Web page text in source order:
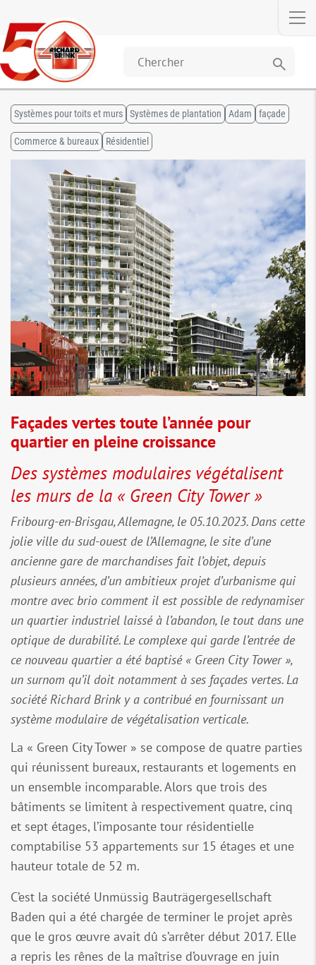
search
Systèmes pour toits et murs Systèmes de plantation Adam façade
Commerce & bureaux Résidentiel
Façades vertes toute l’année pour
quartier en pleine croissance
Des systèmes modulaires végétalisent
les murs de la « Green City Tower »
Fribourg-en-Brisgau, Allemagne, le 05.10.2023. Dans cette
jolie ville du sud-ouest de l’Allemagne, le site d’une
ancienne gare de marchandises fait l’objet, depuis
plusieurs années, d’un ambitieux projet d’urbanisme qui
montre avec brio comment il est possible de redynamiser
un quartier industriel laissé à l’abandon, le tout dans une
optique de durabilité. Le complexe qui garde l’entrée de
ce nouveau quartier a été baptisé « Green City Tower »,
un surnom qu’il doit notamment à ses façades vertes. La
société Richard Brink y a contribué en fournissant un
système modulaire de végétalisation verticale.
La « Green City Tower » se compose de quatre parties
qui réunissent bureaux, restaurants et logements en
un ensemble incomparable. Alors que trois des
bâtiments se limitent à respectivement quatre, cinq
et sept étages, l’imposante tour résidentielle
comptabilise 53 appartements sur 15 étages et une
hauteur totale de 52 m.
C’est la société Unmüssig Bauträgergesellschaft
Baden qui a été chargée de terminer le projet après
que le gros œuvre avait dû s’arrêter début 2017. Elle
a repris les rênes de la maîtrise d’ouvrage en juin